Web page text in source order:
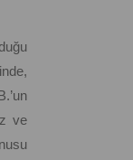
ve